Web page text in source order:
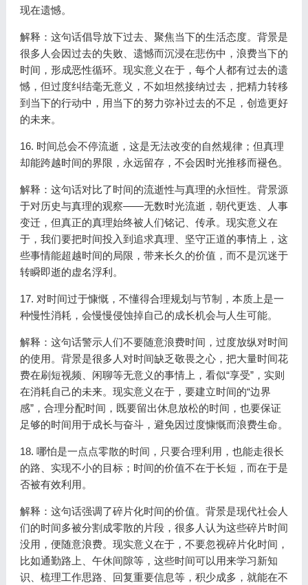
现在遗憾。
解释：这句话倡导放下过去、聚焦当下的生活态度。背景是
很多人会因过去的失败、遗憾而沉浸在悲伤中，浪费当下的
时间，形成恶性循环。现实意义在于，每个人都有过去的遗
憾，但过度纠结毫无意义，不如坦然接纳过去，把精力转移
到当下的行动中，用当下的努力弥补过去的不足，创造更好
的未来。
16. 时间总会不停流逝，这是无法改变的自然规律；但真理
却能跨越时间的界限，永远留存，不会因时光推移而褪色。
解释：这句话对比了时间的流逝性与真理的永恒性。背景源
于对历史与真理的观察——无数时光流逝，朝代更迭、人事
变迁，但真正的真理始终被人们铭记、传承。现实意义在
于，我们要把时间投入到追求真理、坚守正道的事情上，这
些事情能超越时间的局限，带来长久的价值，而不是沉迷于
转瞬即逝的虚名浮利。
17. 对时间过于慷慨，不懂得合理规划与节制，本质上是一
种慢性消耗，会慢慢侵蚀掉自己的成长机会与人生可能。
解释：这句话警示人们不要随意浪费时间，过度放纵对时间
的使用。背景是很多人对时间缺乏敬畏之心，把大量时间花
费在刷短视频、闲聊等无意义的事情上，看似“享受”，实则
在消耗自己的未来。现实意义在于，要建立时间的“边界
感”，合理分配时间，既要留出休息放松的时间，也要保证
足够的时间用于成长与奋斗，避免因过度慷慨而浪费生命。
18. 哪怕是一点点零散的时间，只要合理利用，也能走很长
的路、实现不小的目标；时间的价值不在于长短，而在于是
否被有效利用。
解释：这句话强调了碎片化时间的价值。背景是现代社会人
们的时间多被分割成零散的片段，很多人认为这些碎片时间
没用，便随意浪费。现实意义在于，不要忽视碎片化时间，
比如通勤路上、午休间隙等，这些时间可以用来学习新知
识、梳理工作思路、回复重要信息等，积少成多，就能在不